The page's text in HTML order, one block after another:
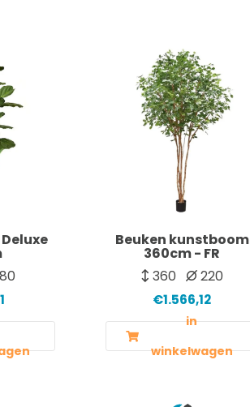
Beuken kunstboom
360cm - FR
360
220
€1.566,12
in
winkelwagen